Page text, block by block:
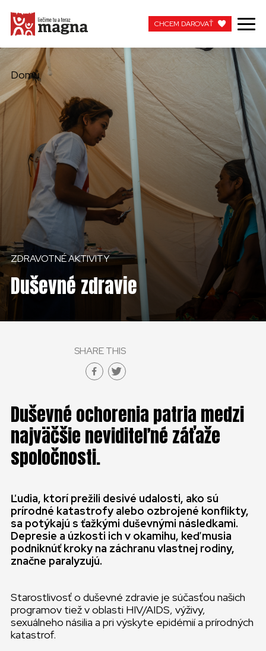
CHCEM DAROVAŤ
MOJA MAGNA
PRACUJTE S NAMI
CHCEM DAROVAŤ
Domů
ZDRAVOTNÉ AKTIVITY
Duševné zdravie
SHARE THIS
Duševné ochorenia patria medzi
najväčšie neviditeľné záťaže
spoločnosti.
Ľudia, ktorí prežili desivé udalosti, ako sú
prírodné katastrofy alebo ozbrojené konflikty,
sa potýkajú s ťažkými duševnými následkami.
Depresie a úzkosti ich v okamihu, keď musia
podniknúť kroky na záchranu vlastnej rodiny,
značne paralyzujú.
Starostlivosť o duševné zdravie je súčasťou našich
programov tiež v oblasti HIV/AIDS, výživy,
sexuálneho násilia a pri výskyte epidémií a prírodných
katastrof.